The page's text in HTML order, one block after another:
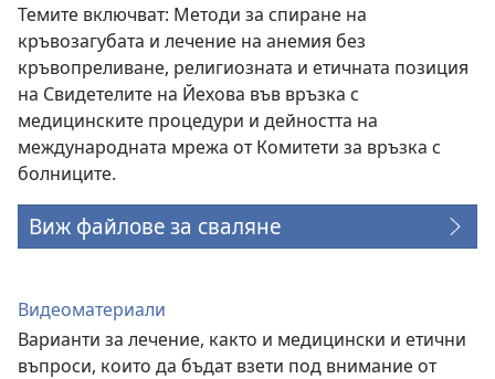
Темите включват: Методи за спиране на
кръвозагубата и лечение на анемия без
кръвопреливане, религиозната и етичната позиция
на Свидетелите на Йехова във връзка с
медицинските процедури и дейността на
международната мрежа от Комитети за връзка с
болниците.
Виж файлове за сваляне
Видеоматериали
Варианти за лечение, както и медицински и етични
въпроси, които да бъдат взети под внимание от